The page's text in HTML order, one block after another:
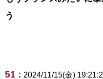
う
51 : 2024/11/15(金)